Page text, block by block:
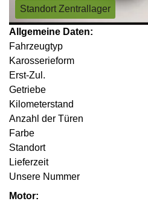
Standort Zentrallager
Allgemeine Daten:
Fahrzeugtyp
Karosserieform
Erst-Zul.
Getriebe
Kilometerstand
Anzahl der Türen
Farbe
Standort
Lieferzeit
Unsere Nummer
Motor: